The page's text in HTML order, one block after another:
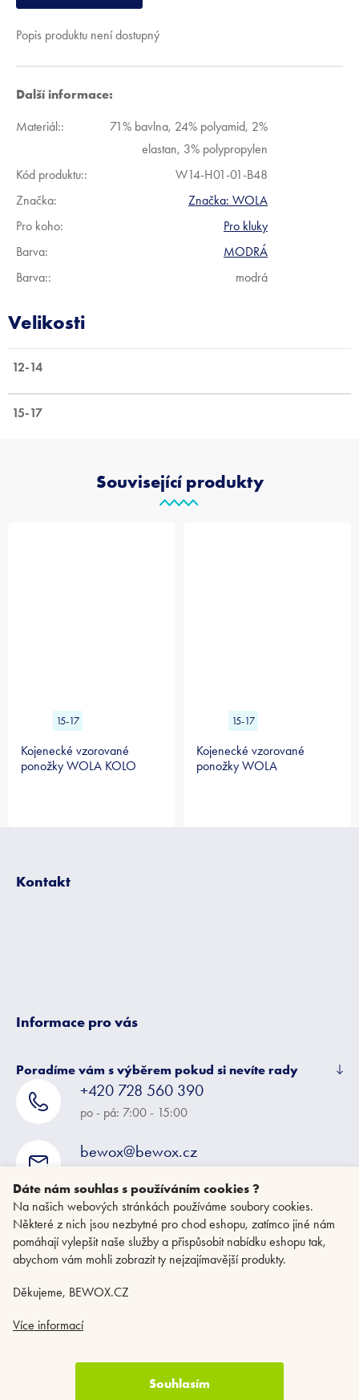
Dáte nám souhlas s používáním cookies ?
Na našich webových stránkách používáme soubory cookies.
Některé z nich jsou nezbytné pro chod eshopu, zatímco jiné nám
pomáhají vylepšit naše služby a přispůsobit nabídku eshopu tak,
abychom vám mohli zobrazit ty nejzajímavější produkty.
Děkujeme, BEWOX.CZ
Více informací
Souhlasím
Popis produktu není dostupný
Další informace:
Materiál::
71% bavlna, 24% polyamid, 2%
elastan, 3% polypropylen
Kód produktu::
W14-H01-01-B48
Značka:
Značka: WOLA
Pro koho:
Pro kluky
Barva:
MODRÁ
Barva:: modrá
12-14
15-17
Související produkty
15-17
Kojenecké vzorované
ponožky WOLA KOLO
15-17
Kojenecké vzorované
ponožky WOLA
Kontakt
Informace pro vás
Poradíme vám s výběrem pokud si nevíte rady
+420 728 560 390
po - pá: 7:00 - 15:00
bewox@bewox.cz